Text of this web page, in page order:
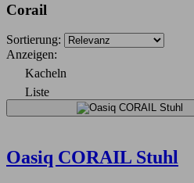
Corail
Sortierung:
Anzeigen:
Kacheln
Liste
Oasiq CORAIL Stuhl